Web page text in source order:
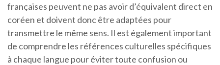
françaises peuvent ne pas avoir d’équivalent direct en
coréen et doivent donc être adaptées pour
transmettre le même sens. Il est également important
de comprendre les références culturelles spécifiques
à chaque langue pour éviter toute confusion ou